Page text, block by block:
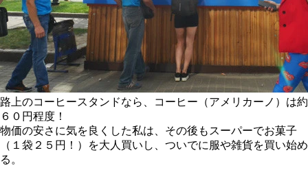
路上のコーヒースタンドなら、コーヒー（アメリカーノ）は約
６０円程度！
物価の安さに気を良くした私は、その後もスーパーでお菓子
（１袋２５円！）を大人買いし、ついでに服や雑貨を買い始め
る。